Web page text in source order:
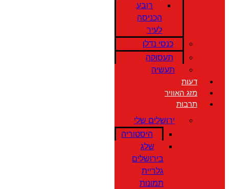
רובע
הכניסה
לעיר
כנסי נדלן
תעסוקה
תעשיה
דעות
מזג האוויר
תרבות
ירושלים שלי
היסטוריה
שלג
בירושלים
גלריית
תמונות